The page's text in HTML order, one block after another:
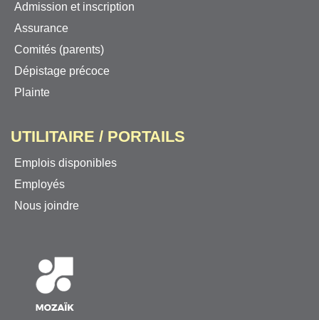
Admission et inscription
Assurance
Comités (parents)
Dépistage précoce
Plainte
UTILITAIRE / PORTAILS
Emplois disponibles
Employés
Nous joindre